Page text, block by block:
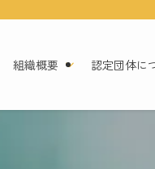
組織概要 認定団体に